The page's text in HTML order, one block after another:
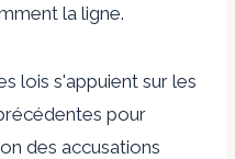
la ligne.
lois s'appuient sur les
pour
des accusations